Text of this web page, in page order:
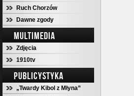
Ruch Chorzów
Dawne zgody
MULTIMEDIA
Zdjęcia
1910tv
PUBLICYSTYKA
„Twardy Kibol z Młyna”